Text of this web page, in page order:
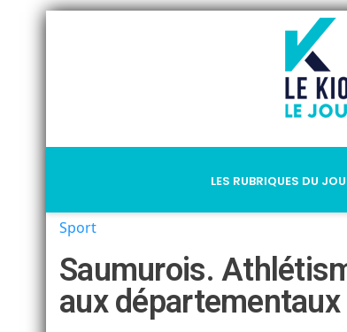
LES RUBRIQUES DU
Sport
Saumurois.
aux